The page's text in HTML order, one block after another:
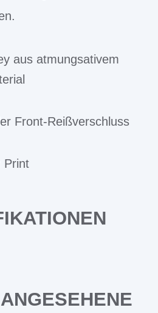
aus atmungsativem
Front-Reißverschluss
Print